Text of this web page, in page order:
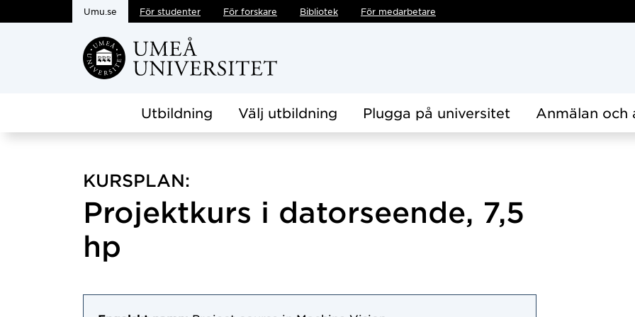
Hoppa direkt till innehållet
Umu.se För studenter För forskare Bibliotek För medarbetare
Utbildning Välj utbildning Plugga på universitet Anmälan och
KURSPLAN:
Projektkurs i datorseende, 7,5
hp